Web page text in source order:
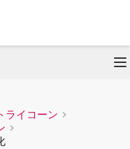
ライコーン